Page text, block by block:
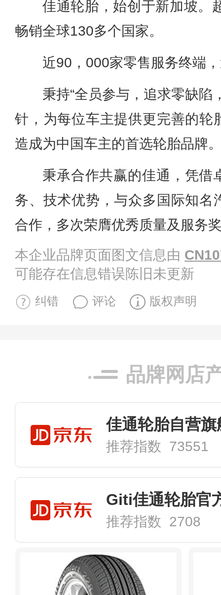
佳通轮胎，始创于新加坡。
畅销全球130多个国家。
近90，000家零售服务终端
秉持“全员参与，追求零缺陷
针，为每位车主提供更完善的轮
造成为中国车主的首选轮胎品牌
秉承合作共赢的佳通，凭借
务、技术优势，与众多国际知名
合作，多次荣膺优秀质量及服务
本企业品牌页面图文信息由
可能存在信息错误陈旧未更新
纠错 评论 版权声明
品牌网店
佳通轮胎自营旗
推荐指数 73551
Giti佳通轮胎官
推荐指数 2708